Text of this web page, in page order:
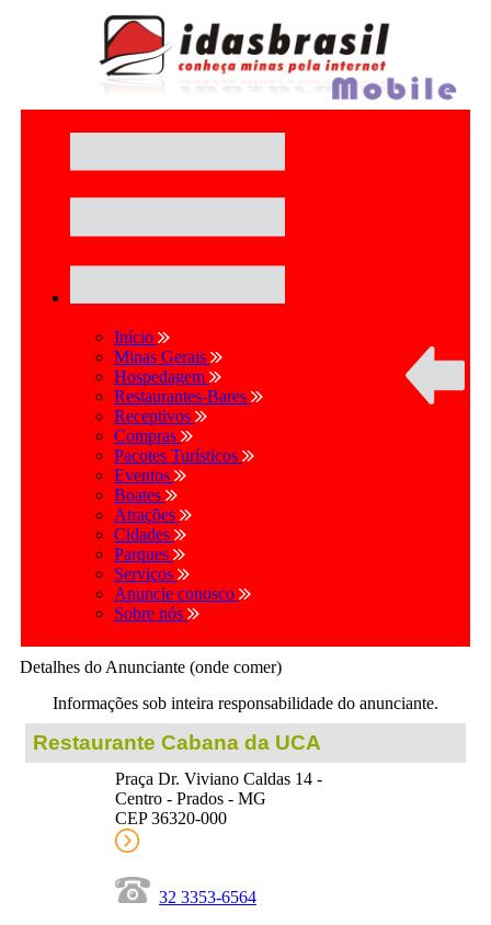
Início
Minas Gerais
Hospedagem
Restaurantes-Bares
Receptivos
Compras
Pacotes Turísticos
Eventos
Boates
Atrações
Cidades
Parques
Serviços
Anuncie conosco
Sobre nós
Detalhes do Anunciante (onde comer)
Informações sob inteira responsabilidade do anunciante.
Restaurante Cabana da UCA
Praça Dr. Viviano Caldas 14 -
Centro - Prados - MG
CEP 36320-000
32 3353-6564